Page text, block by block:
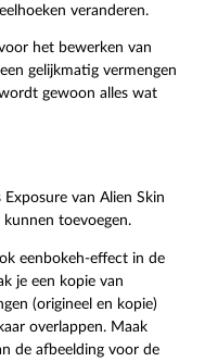
veranderen.
het bewerken van
gelijkmatig vermengen
gewoon alles wat
van Alien Skin
toevoegen.
eenbokeh-effect in de
je een kopie van
(origineel en kopie)
overlappen. Maak
de afbeelding voor de